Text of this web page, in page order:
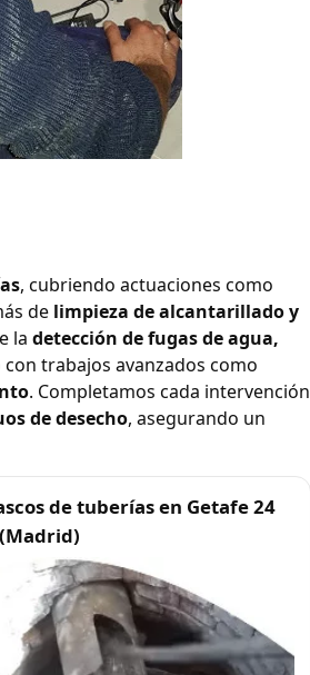
, cubriendo actuaciones como
de limpieza de alcantarillado y
la detección de fugas de agua,
con trabajos avanzados como
. Completamos cada intervención
de desecho, asegurando un
de tuberías en Getafe 24